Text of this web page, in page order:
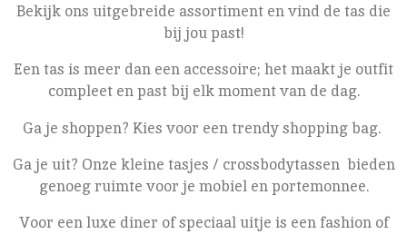
Bekijk ons uitgebreide assortiment en vind de tas die
bij jou past!
Een tas is meer dan een accessoire; het maakt je outfit
compleet en past bij elk moment van de dag.
Ga je shoppen? Kies voor een trendy shopping bag.
Ga je uit? Onze kleine tasjes / crossbodytassen bieden
genoeg ruimte voor je mobiel en portemonnee.
Voor een luxe diner of speciaal uitje is een fashion of